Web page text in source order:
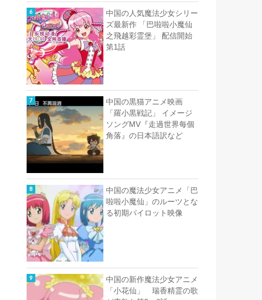
中国の人気魔法少女シリー
ズ最新作 「巴啦啦小魔仙
之飛越彩霊堡」 配信開始
第1話
中国の黒猫アニメ映画
「羅小黒戦記」 イメージ
ソングMV『走過世界每個
角落』の日本語訳など
中国の魔法少女アニメ「巴
啦啦小魔仙」のルーツとな
る初期パイロット映像
中国の新作魔法少女アニメ
「小花仙」 瑞香精霊の歌